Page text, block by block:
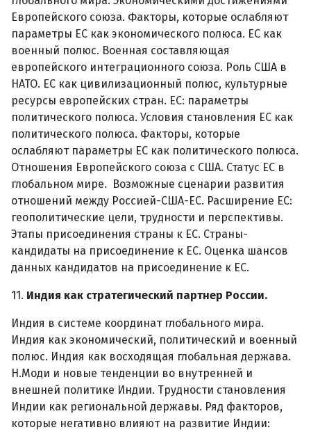
Европейского союза. Факторы, которые ослабляют
параметры ЕС как экономического полюса. ЕС как
военный полюс. Военная составляющая
европейского интеграционного союза. Роль США в
НАТО. ЕС как цивилизационный полюс, культурные
ресурсы европейских стран. ЕС: параметры
политического полюса. Условия становления ЕС как
политического полюса. Факторы, которые
ослабляют параметры ЕС как политического полюса.
Отношения Европейского союза с США. Статус ЕС в
глобальном мире. Возможные сценарии развития
отношений между Россией-США-ЕС. Расширение ЕС:
геополитические цели, трудности и перспективы.
Этапы присоединения страны к ЕС. Страны-
кандидаты на присоединение к ЕС. Оценка шансов
данных кандидатов на присоединение к ЕС.
11. Индия как стратегический партнер России.
Индия в системе координат глобального мира.
Индия как экономический, политический и военный
полюс. Индия как восходящая глобальная держава.
Н.Моди и новые тенденции во внутренней и
внешней политике Индии. Трудности становления
Индии как региональной державы. Ряд факторов,
которые негативно влияют на развитие Индии: